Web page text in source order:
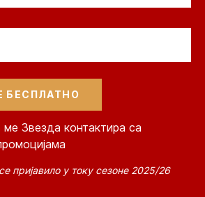
Звезда контактира са
пријавило у току сезоне 2025/26